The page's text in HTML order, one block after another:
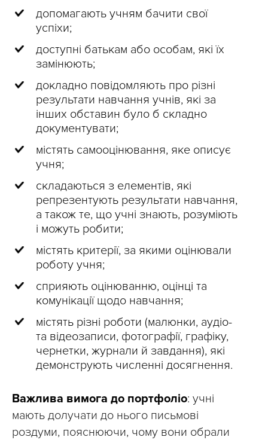
допомагають учням бачити свої
успіхи;
доступні батькам або особам, які їх
замінюють;
докладно повідомляють про різні
результати навчання учнів, які за
інших обставин було б складно
документувати;
містять самооцінювання, яке описує
учня;
складаються з елементів, які
репрезентують результати навчання,
а також те, що учні знають, розуміють
і можуть робити;
містять критерії, за якими оцінювали
роботу учня;
сприяють оцінюванню, оцінці та
комунікації щодо навчання;
містять різні роботи (малюнки, аудіо-
та відеозаписи, фотографії, графіку,
чернетки, журнали й завдання), які
демонструють численні досягнення.
Важлива вимога до портфоліо: учні
мають долучати до нього письмові
роздуми, пояснюючи, чому вони обрали